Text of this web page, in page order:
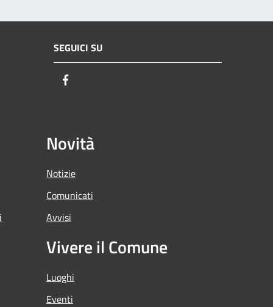
SEGUICI SU
Novità
Notizie
Comunicati
Avvisi
Vivere il Comune
Luoghi
Eventi